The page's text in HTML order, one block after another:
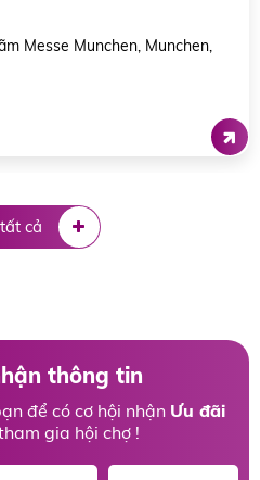
mới Thượng Hải (SNIEC), Trung
cả
thông tin
để có cơ hội nhận Ưu đãi
gia hội chợ !